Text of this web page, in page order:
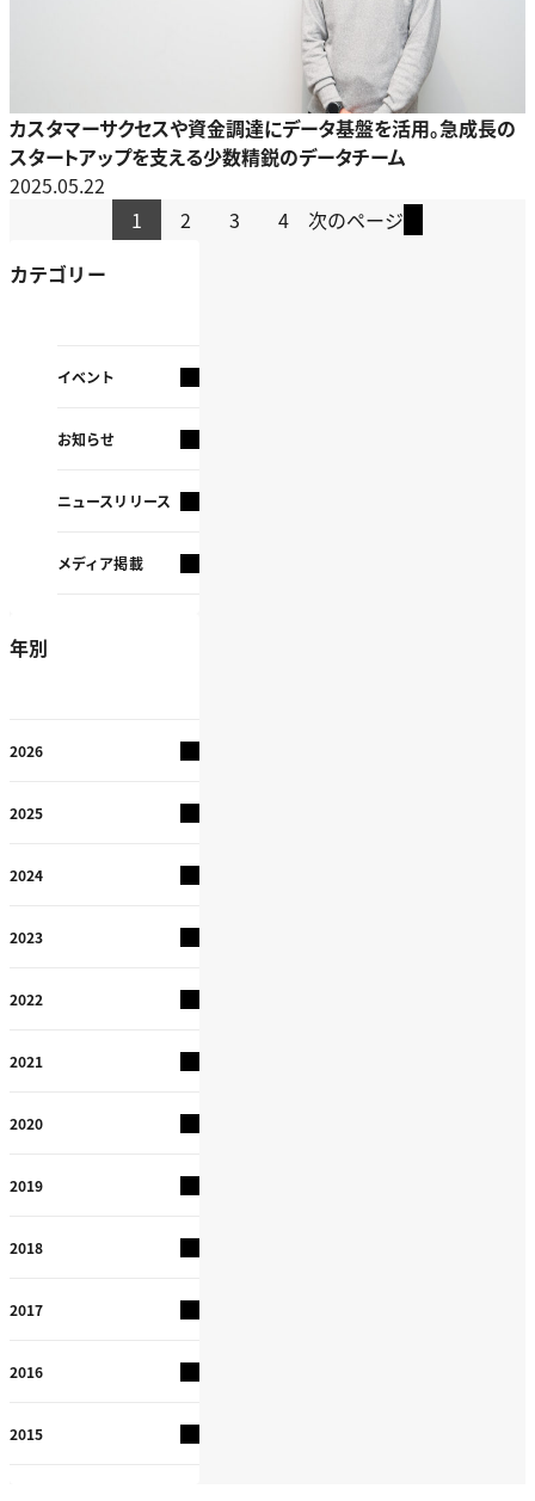
カスタマーサクセスや資金調達にデータ基盤を活用。急成長の
スタートアップを支える少数精鋭のデータチーム
2025.05.22
1
2 3 4
次のページ
カテゴリー
イベント
お知らせ
ニュースリリース
メディア掲載
年別
2026
2025
2024
2023
2022
2021
2020
2019
2018
2017
2016
2015